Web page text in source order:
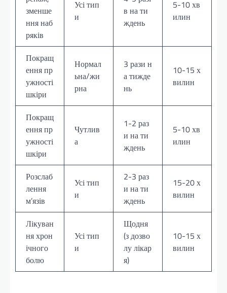
зменше
ння наб
ряків
Усі тип
и
в на ти
ждень
5-10 хв
илин
Покращ
ення пр
ужності
шкіри
Нормал
ьна/жи
рна
3 рази н
а тижде
нь
10-15 х
вилин
Покращ
ення пр
ужності
шкіри
Чутлив
а
1-2 раз
и на ти
ждень
5-10 хв
илин
Розслаб
лення
м’язів
Усі тип
и
2-3 раз
и на ти
ждень
15-20 х
вилин
Лікуван
ня хрон
ічного
болю
Усі тип
и
Щодня
(з дозво
лу лікар
я)
10-15 х
вилин